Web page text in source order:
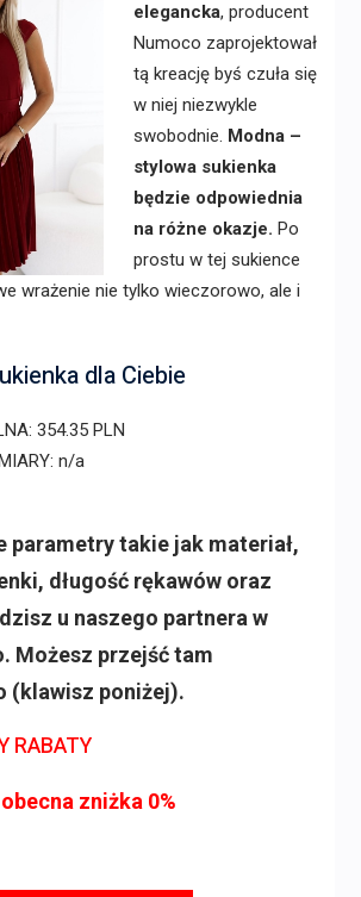
elegancka, producent
Numoco zaprojektował
tą kreację byś czuła się
w niej niezwykle
swobodnie. Modna –
stylowa sukienka
będzie odpowiednia
na różne okazje. Po
prostu w tej sukience
wrażenie nie tylko wieczorowo, ale i
dla Ciebie
354.35 PLN
n/a
parametry takie jak materiał,
długość rękawów oraz
u naszego partnera w
Możesz przejść tam
(klawisz poniżej).
RABATY
obecna zniżka 0%